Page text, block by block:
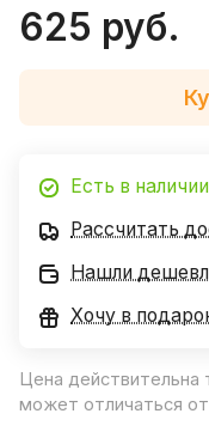
625 руб.
Есть в наличии
Рассчитать
Нашли
Хочу в
Цена действительна
может отличаться от